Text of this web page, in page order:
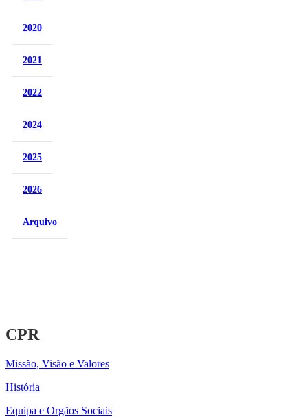
2020
2021
2022
2024
2025
2026
Arquivo
CPR
Missão, Visão e Valores
História
Equipa e Orgãos Sociais